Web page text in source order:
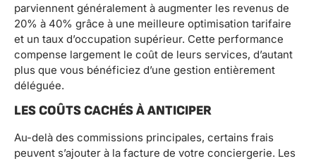
parviennent généralement à augmenter les revenus de
20% à 40% grâce à une meilleure optimisation tarifaire
et un taux d’occupation supérieur. Cette performance
compense largement le coût de leurs services, d’autant
plus que vous bénéficiez d’une gestion entièrement
déléguée.
LES COÛTS CACHÉS À ANTICIPER
Au-delà des commissions principales, certains frais
peuvent s’ajouter à la facture de votre conciergerie. Les